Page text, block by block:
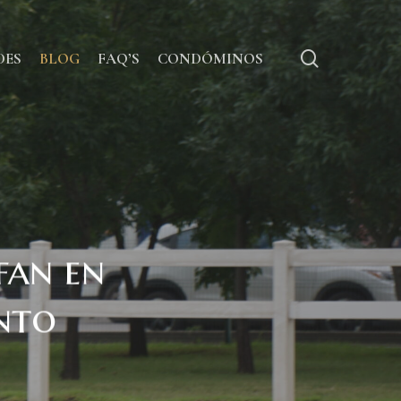
BLOG FAQ’S CONDÓMINOS
en
Menu